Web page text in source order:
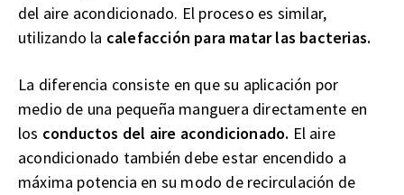
del aire acondicionado. El proceso es similar,
utilizando la calefacción para matar las bacterias.
La diferencia consiste en que su aplicación por
medio de una pequeña manguera directamente en
los conductos del aire acondicionado. El aire
acondicionado también debe estar encendido a
máxima potencia en su modo de recirculación de